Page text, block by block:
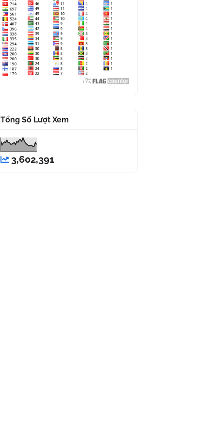
Tổng Số Lượt Xem
3,602,391